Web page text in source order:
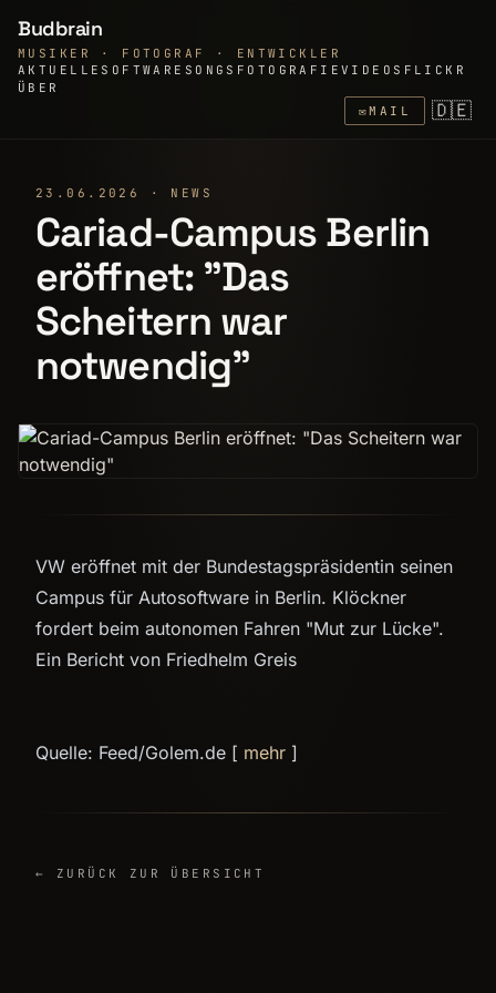
Budbrain
MUSIKER · FOTOGRAF · ENTWICKLER
AKTUELLE SOFTWARE SONGS FOTOGRAFIEVIDEOS FLICKR
ÜBER
✉MAIL 🇩🇪
23.06.2026 · NEWS
Cariad-Campus Berlin
eröffnet: "Das
Scheitern war
notwendig"
VW eröffnet mit der Bundestagspräsidentin seinen
Campus für Autosoftware in Berlin. Klöckner
fordert beim autonomen Fahren "Mut zur Lücke".
Ein Bericht von Friedhelm Greis
Quelle: Feed/Golem.de [ mehr ]
← ZURÜCK ZUR ÜBERSICHT